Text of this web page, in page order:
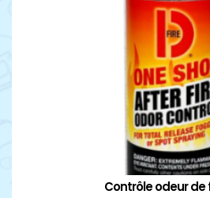
Contrôle odeur de